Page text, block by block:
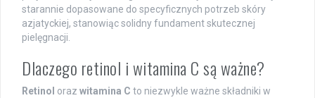
starannie dopasowane do specyficznych potrzeb skóry
azjatyckiej, stanowiąc solidny fundament skutecznej
pielęgnacji.
Dlaczego retinol i witamina C są ważne?
Retinol oraz witamina C to niezwykle ważne składniki w